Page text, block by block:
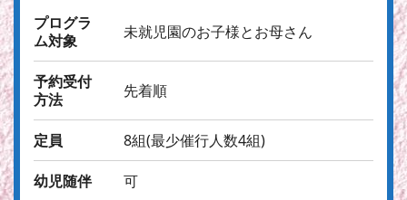
プログラ
ム対象
未就児園のお子様とお母さん
予約受付
方法
先着順
定員 8組(最少催行人数4組)
幼児随伴 可